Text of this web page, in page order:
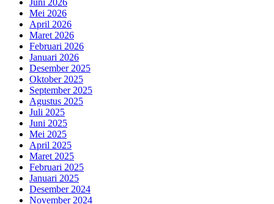
Juni 2026
Mei 2026
April 2026
Maret 2026
Februari 2026
Januari 2026
Desember 2025
Oktober 2025
September 2025
Agustus 2025
Juli 2025
Juni 2025
Mei 2025
April 2025
Maret 2025
Februari 2025
Januari 2025
Desember 2024
November 2024